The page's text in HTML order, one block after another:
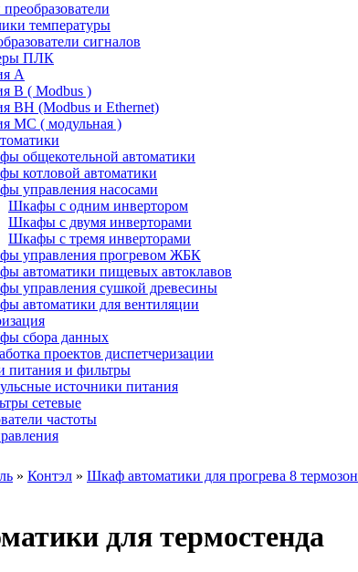
температуры
сигналов
ПЛК
A
В ( Modbus )
BH (Modbus и Ethernet)
MC ( модульная )
общекотельной автоматики
котловой автоматики
управления насосами
Шкафы с одним инвертором
Шкафы с двумя инверторами
Шкафы с тремя инверторами
управления прогревом ЖБК
автоматики пищевых автоклавов
управления сушкой древесины
автоматики для вентиляции
сбора данных
проектов диспетчеризации
питания и фильтры
источники питания
сетевые
частоты
» Контэл » Шкаф автоматики для прогрева 8 термозон
для термостенда